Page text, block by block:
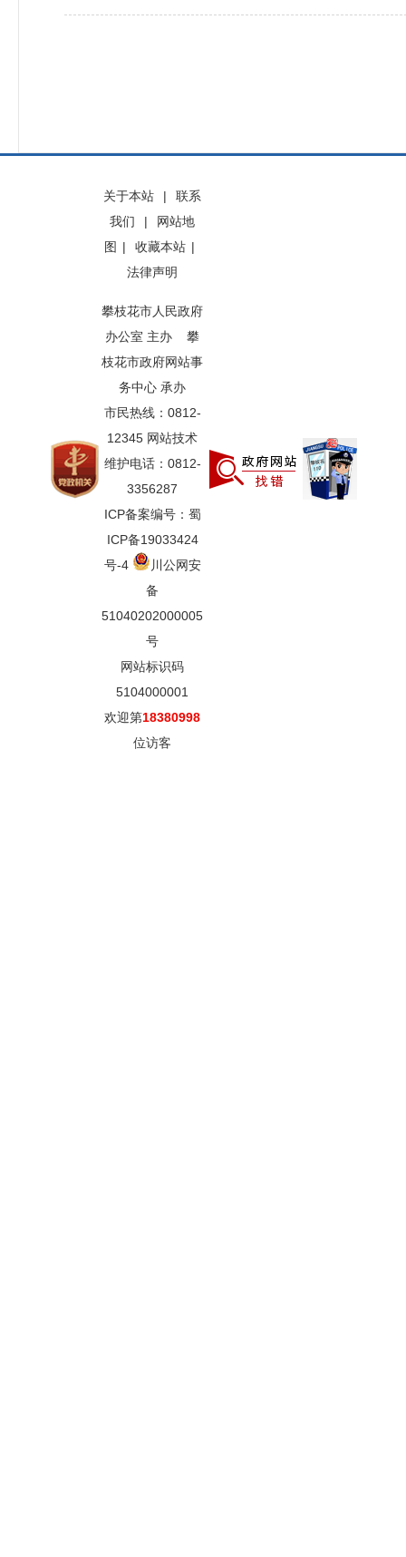
关于本站 |
联系
我们
|
网站地
图 | 收藏本站 |
法律声明
攀枝花市人民政府
办公室 主办 攀
枝花市政府网站事
务中心 承办
市民热线：0812-
12345 网站技术
维护电话：0812-
3356287
ICP备案编号：蜀
ICP备19033424
号-4
川公网安
备
51040202000005
号
网站标识码
5104000001
欢迎第18380998
位访客